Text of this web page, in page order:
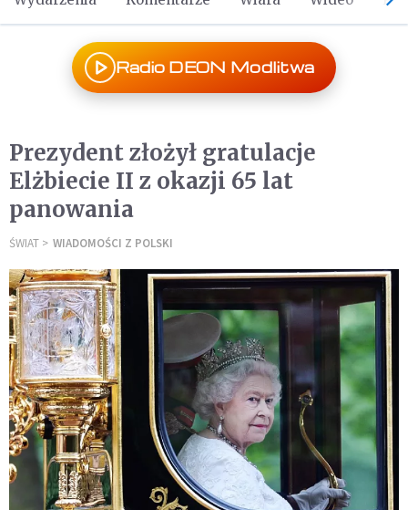
Radio DEON Modlitwa
Prezydent złożył gratulacje
Elżbiecie II z okazji 65 lat
panowania
ŚWIAT WIADOMOŚCI Z POLSKI